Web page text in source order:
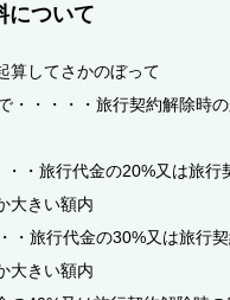
について
算してさかのぼって
・・・・・旅行契約解除時
・旅行代金の20%又は旅行
大きい額内
・旅行代金の30%又は旅行
大きい額内